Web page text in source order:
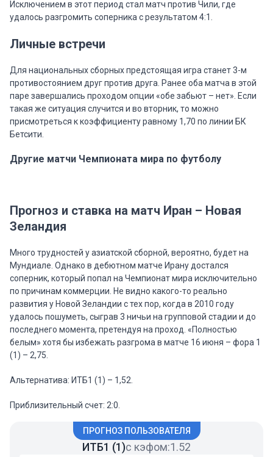
Исключением в этот период стал матч против Чили, где
удалось разгромить соперника с результатом 4:1.
Личные встречи
Для национальных сборных предстоящая игра станет 3-м
противостоянием друг против друга. Ранее оба матча в этой
паре завершались проходом опции «обе забьют – нет». Если
такая же ситуация случится и во вторник, то можно
присмотреться к коэффициенту равному 1,70 по линии БК
Бетсити.
Другие матчи Чемпионата мира по футболу
Прогноз и ставка на матч Иран – Новая
Зеландия
Много трудностей у азиатской сборной, вероятно, будет на
Мундиале. Однако в дебютном матче Ирану достался
соперник, который попал на Чемпионат мира исключительно
по причинам коммерции. Не видно какого-то реально
развития у Новой Зеландии с тех пор, когда в 2010 году
удалось пошуметь, сыграв 3 ничьи на групповой стадии и до
последнего момента, претендуя на проход. «Полностью
белым» хотя бы избежать разгрома в матче 16 июня – фора 1
(1) – 2,75.
Альтернатива: ИТБ1 (1) – 1,52.
Приблизительный счет: 2:0.
ПРОГНОЗ ПОЛЬЗОВАТЕЛЯ
ИТБ1 (1)с кэфом:1.52